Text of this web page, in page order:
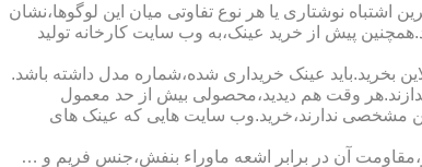
نوشتاری یا هر نوع تفاوتی میان این لوگوها،نشان
پیش از خرید عینک،به وب سایت کارخانه تولید
عینک خریداری شده،شماره مدل داشته باشد.
وقت هم دیدید،محصولی بیش از حد معمول
مشخصی ندارند،خرید.وب سایت هایی که عینک های
آن در برابر اشعه ماوراء بنفش،جنس فریم و …